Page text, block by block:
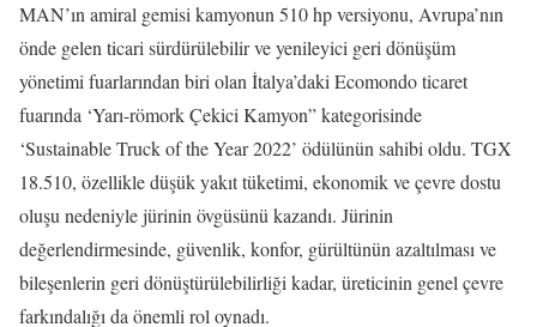
MAN’ın amiral gemisi kamyonun 510 hp versiyonu, Avrupa’nın
önde gelen ticari sürdürülebilir ve yenileyici geri dönüşüm
yönetimi fuarlarından biri olan İtalya’daki Ecomondo ticaret
fuarında ‘Yarı-römork Çekici Kamyon” kategorisinde
‘Sustainable Truck of the Year 2022’ ödülünün sahibi oldu. TGX
18.510, özellikle düşük yakıt tüketimi, ekonomik ve çevre dostu
oluşu nedeniyle jürinin övgüsünü kazandı. Jürinin
değerlendirmesinde, güvenlik, konfor, gürültünün azaltılması ve
bileşenlerin geri dönüştürülebilirliği kadar, üreticinin genel çevre
farkındalığı da önemli rol oynadı.